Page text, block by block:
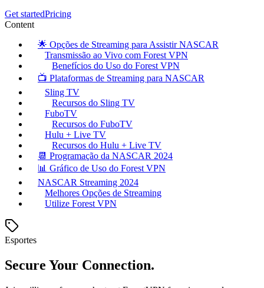
Get startedPricing
Content
🌟 Opções de Streaming para Assistir NASCAR
Transmissão ao Vivo com Forest VPN
Benefícios do Uso do Forest VPN
📺 Plataformas de Streaming para NASCAR
Sling TV
Recursos do Sling TV
FuboTV
Recursos do FuboTV
Hulu + Live TV
Recursos do Hulu + Live TV
📆 Programação da NASCAR 2024
📊 Gráfico de Uso do Forest VPN
NASCAR Streaming 2024
Melhores Opções de Streaming
Utilize Forest VPN
Esportes
Secure Your Connection.